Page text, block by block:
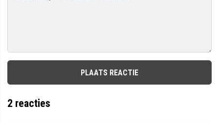
PLAATS REACTIE
2 reacties